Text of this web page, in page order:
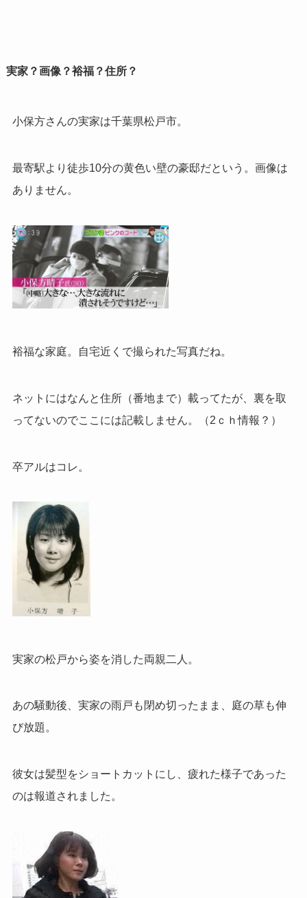
実家？画像？裕福？住所？
小保方さんの実家は千葉県松戸市。
最寄駅より徒歩10分の黄色い壁の豪邸だという。画像は
ありません。
裕福な家庭。自宅近くで撮られた写真だね。
ネットにはなんと住所（番地まで）載ってたが、裏を取
ってないのでここには記載しません。（2ｃｈ情報？）
卒アルはコレ。
実家の松戸から姿を消した両親二人。
あの騒動後、実家の雨戸も閉め切ったまま、庭の草も伸
び放題。
彼女は髪型をショートカットにし、疲れた様子であった
のは報道されました。